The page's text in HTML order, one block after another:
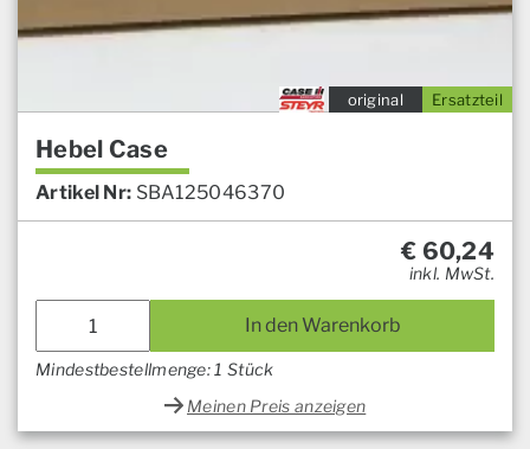
Ersatzteil
original
Hebel Case
Artikel Nr: SBA125046370
€ 60,24
inkl. MwSt.
In den Warenkorb
Mindestbestellmenge: 1 Stück
Meinen Preis anzeigen